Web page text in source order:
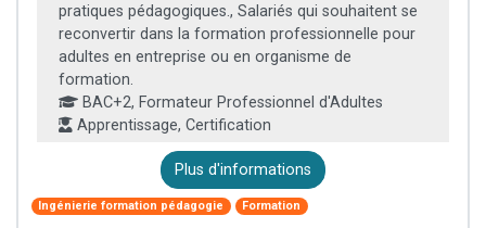
pratiques pédagogiques., Salariés qui souhaitent se
reconvertir dans la formation professionnelle pour
adultes en entreprise ou en organisme de
formation.
BAC+2, Formateur Professionnel d'Adultes
Apprentissage, Certification
Plus d'informations
Ingénierie formation pédagogie Formation